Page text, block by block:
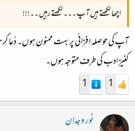
اچھا لکھتے ہیں آپ ۔۔۔ لکھتے رہیں ۔۔!!!
آپ کی حوصلہ افزائی پر بہت ممنون ہوں۔ دُعا
کنیزِ ادب کی طرف متوجہ ہوں۔
1
1
نور وجدان